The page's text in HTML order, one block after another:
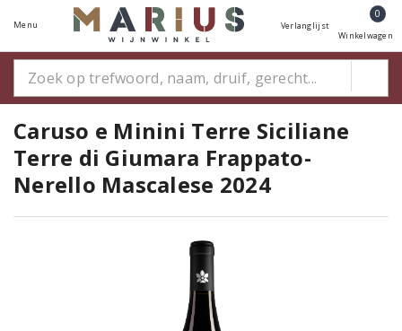
Menu Verlanglijst
0
Winkelwagen
Caruso e Minini Terre Siciliane
Terre di Giumara Frappato-
Nerello Mascalese 2024